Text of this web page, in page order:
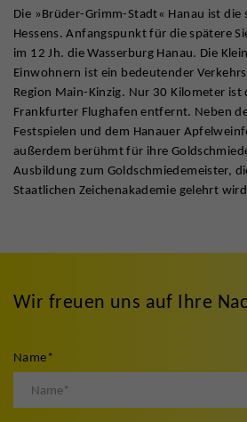
Die »Brüder-Grimm-Stadt« Hanau ist die
Hessens. Anfangspunkt für die spätere
im 12 Jh. die Wasserburg Hanau. Die
Einwohnern ist ein bedeutender
Region Main-Kinzig. Nur 30 Kilometer
Frankfurter Flughafen entfernt. Neben
Festspielen und dem Hanauer
außerdem berühmt für ihre
Ausbildung zum Goldschmiedemeister,
Staatlichen Zeichenakademie gelehrt
Wir freuen uns auf Ihre
Name*